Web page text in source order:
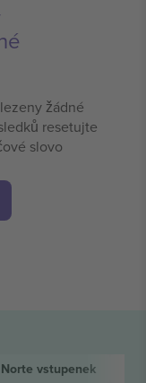
žádné
resetujte
slovo
vstupenek